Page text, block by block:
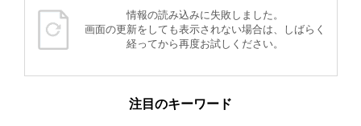
情報の読み込みに失敗しました。
画面の更新をしても表示されない場合は、しばらく
経ってから再度お試しください。
注目のキーワード